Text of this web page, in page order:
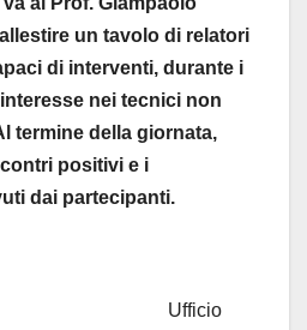
un tavolo di relatori
di interventi, durante i
nei tecnici non
termine della giornata,
positivi e i
dai partecipanti.
Ufficio